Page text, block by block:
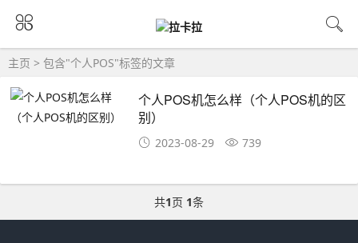
主页 > 包含"个人POS"标签的文章
个人POS机怎么样（个人POS机的区
别）
2023-08-29 739
共1页 1条